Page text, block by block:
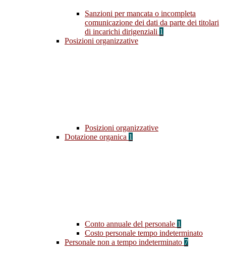
Sanzioni per mancata o incompleta
comunicazione dei dati da parte dei titolari
di incarichi dirigenziali 1
Posizioni organizzative
Posizioni organizzative
Dotazione organica 1
Conto annuale del personale 1
Costo personale tempo indeterminato
Personale non a tempo indeterminato 7